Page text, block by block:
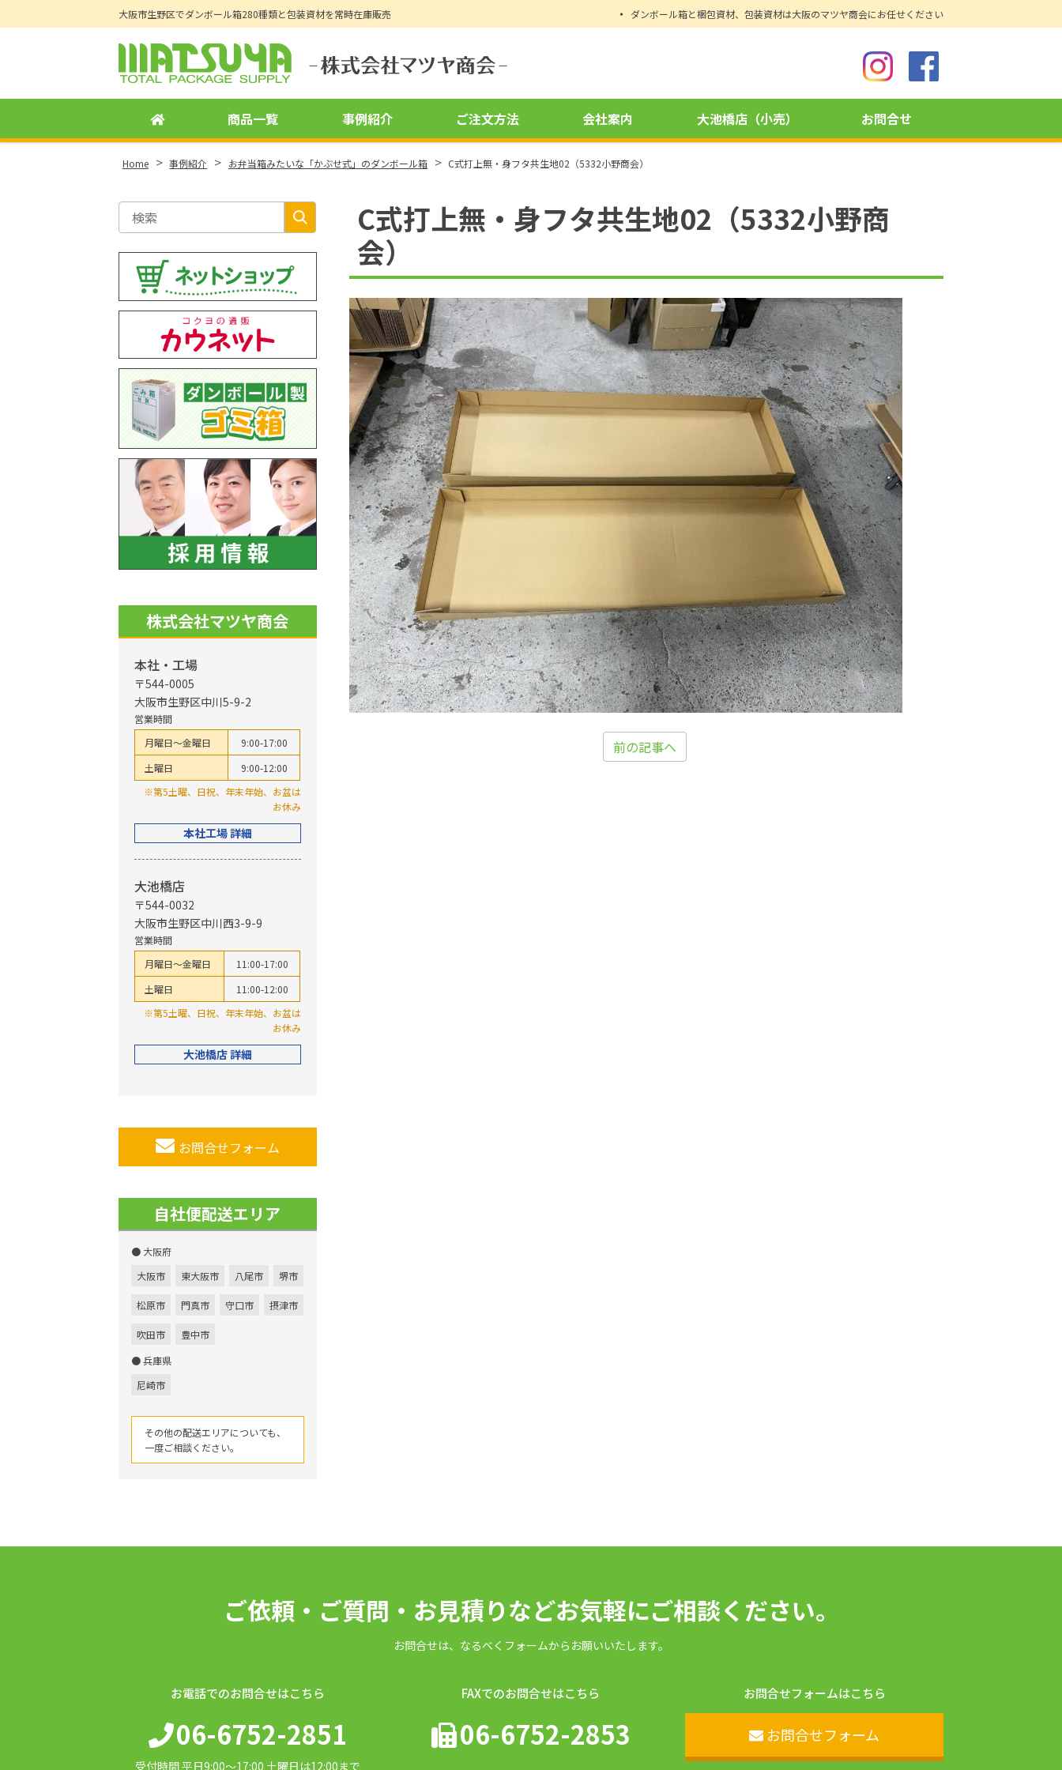
大阪市生野区でダンボール箱280種類と包装資材を常時在庫販売 ダンボール箱と梱包資材、包装資材は大阪のマツヤ商会にお任せください
商品一覧 事例紹介 ご注文方法 会社案内 大池橋店（小売） お問合せ
Home > 事例紹介 > お弁当箱みたいな「かぶせ式」のダンボール箱 > C式打上無・身フタ共生地02（5332小野商会）
C式打上無・身フタ共生地02（5332小野商
会）
前の記事へ
株式会社マツヤ商会
本社・工場
〒544-0005
大阪市生野区中川5-9-2
営業時間
月曜日～金曜日
9:00-17:00
土曜日
9:00-12:00
※第5土曜、日祝、年末年始、お盆は
お休み
本社工場 詳細
大池橋店
〒544-0032
大阪市生野区中川西3-9-9
営業時間
月曜日～金曜日
11:00-17:00
土曜日
11:00-12:00
※第5土曜、日祝、年末年始、お盆は
お休み
大池橋店 詳細
お問合せフォーム
自社便配送エリア
● 大阪府
大阪市
東大阪市 八尾市 堺市
松原市 門真市 守口市 摂津市
吹田市
豊中市
● 兵庫県
尼崎市
その他の配送エリアについても、
一度ご相談ください。
ご依頼・ご質問・お見積りなどお気軽にご相談ください。
お問合せは、なるべくフォームからお願いいたします。
お電話でのお問合せはこちら
06-6752-2851
受付時間 平日9:00〜17:00 土曜日は12:00まで
FAXでのお問合せはこちら
06-6752-2853
お問合せフォームはこちら
お問合せフォーム